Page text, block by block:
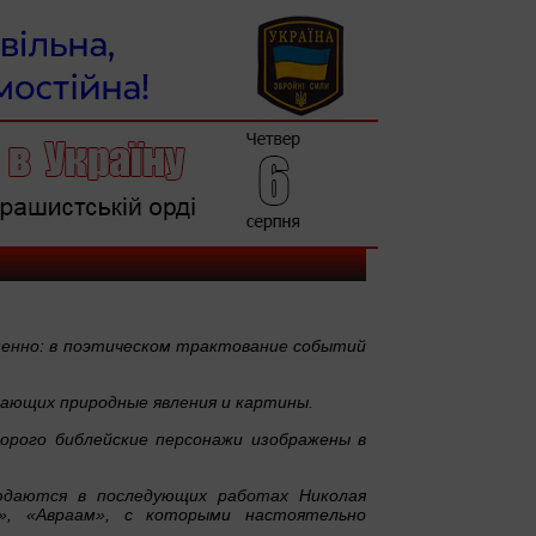
в поэтическом трактование событий
природные явления и картины.
библейские персонажи изображены в
в последующих работах Николая
«Авраам», с которыми настоятельно